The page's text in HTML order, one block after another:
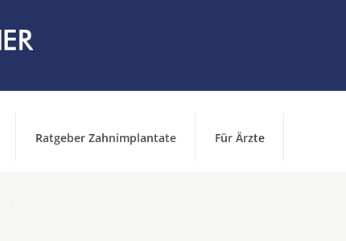
Ratgeber Zahnimplantate Für Ärzte